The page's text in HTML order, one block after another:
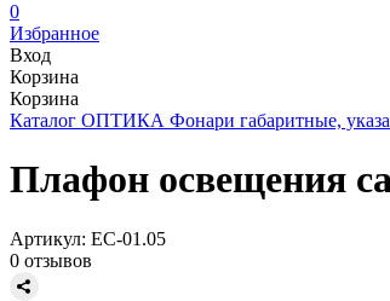
0
Избранное
Вход
Корзина
Корзина
Каталог ОПТИКА Фонари габаритные,
Плафон освещения
Артикул: ЕС-01.05
0 отзывов